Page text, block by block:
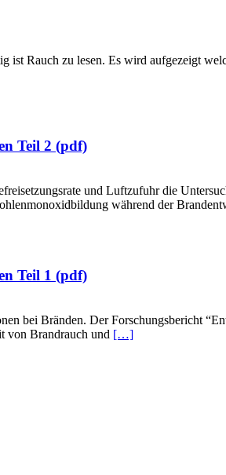
Rauch zu lesen. Es wird aufgezeigt
Teil 2 (pdf)
und Luftzufuhr die
während der
Teil 1 (pdf)
bei Bränden. Der Forschungsbericht
von Brandrauch und […]